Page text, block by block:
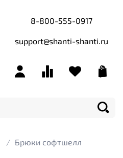
8-800-555-0917
support@shanti-shanti.ru
Брюки софтшелл